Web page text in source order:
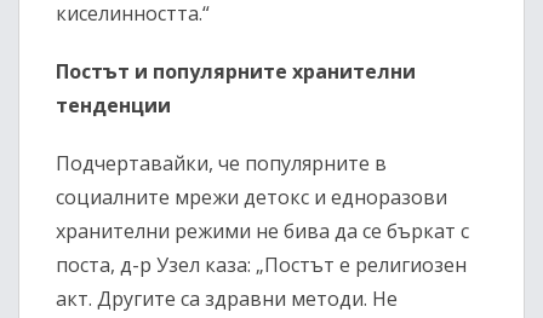
киселинността.“
Постът и популярните хранителни
тенденции
Подчертавайки, че популярните в
социалните мрежи детокс и едноразови
хранителни режими не бива да се бъркат с
поста, д-р Узел каза: „Постът е религиозен
акт. Другите са здравни методи. Не